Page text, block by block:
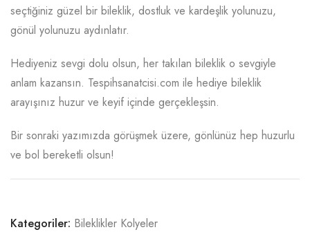
seçtiğiniz güzel bir bileklik, dostluk ve kardeşlik yolunuzu,
gönül yolunuzu aydınlatır.
Hediyeniz sevgi dolu olsun, her takılan bileklik o sevgiyle
anlam kazansın. Tespihsanatcisi.com ile hediye bileklik
arayışınız huzur ve keyif içinde gerçekleşsin.
Bir sonraki yazımızda görüşmek üzere, gönlünüz hep huzurlu
ve bol bereketli olsun!
Kategoriler: Bileklikler Kolyeler